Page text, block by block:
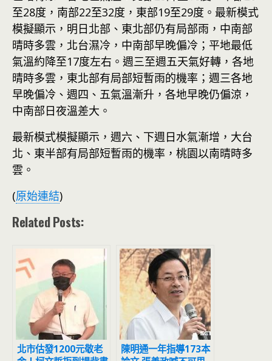
至28度，南部22至32度，東部19至29度。最新模式
模擬顯示，明日北部、東北部仍有局部雨，中南部
晴時多雲，北台濕冷，中南部早晚偏冷；平地最低
氣溫約降至17度左右。週三至週五天氣好轉，各地
晴時多雲，東北部有局部短暫雨的機率；週三各地
早晚偏冷、週四、五氣溫漸升，各地早晚仍偏涼，
中南部日夜溫差大。
最新模式模擬顯示，週六、下週日水氣漸增，大台
北、東半部有局部短暫雨的機率，桃園以南晴時多
雲。
(原始連結)
Related Posts:
北市估發1200元敬老
陳明通一年指導173本